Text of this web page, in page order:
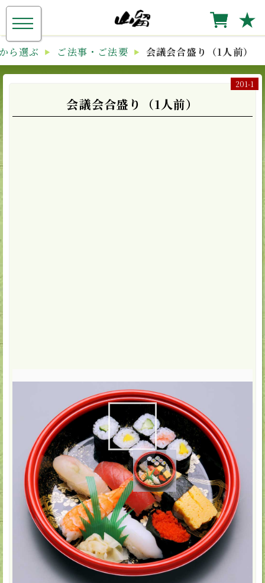
★
ら選ぶ ご法事・ご法要 会議会合盛り（1人前）
会議会合盛り（1人前）
201-1
1,100円(税込)
配達・店頭受取
1,080円(税込)
数: - +
カートに入れる
≡